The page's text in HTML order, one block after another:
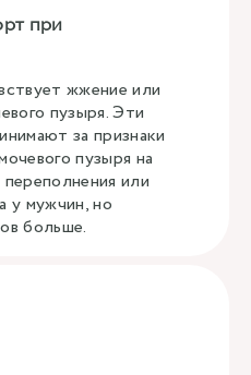
при
жжение или
пузыря. Эти
за признаки
пузыря на
или
у мужчин, но
больше.